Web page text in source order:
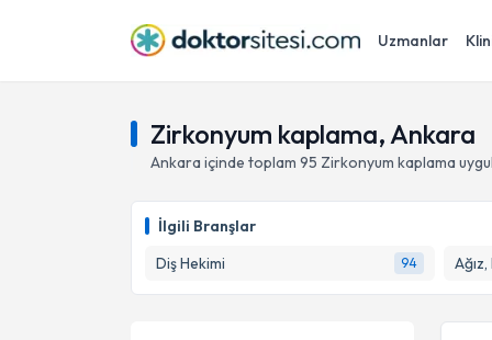
Uzmanlar
Zirkonyum kaplama, Ankara
Ankara içinde toplam 95 Zirkonyum kaplama
İlgili Branşlar
Diş Hekimi
94